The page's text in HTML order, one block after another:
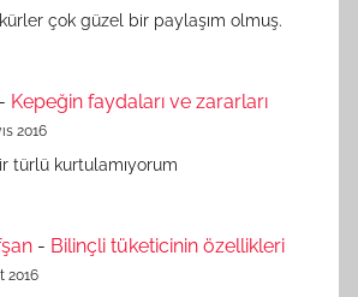
çok güzel bir paylaşım olmuş.
- Kepeğin faydaları ve zararları
2016
türlü kurtulamıyorum
- Bilinçli tüketicinin özellikleri
2016